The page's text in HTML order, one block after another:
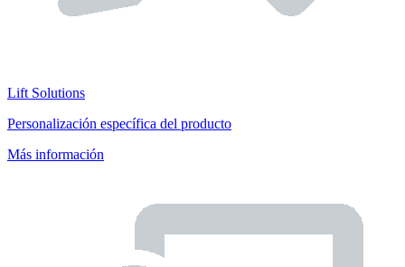
Lift Solutions
Personalización específica del producto
Más información